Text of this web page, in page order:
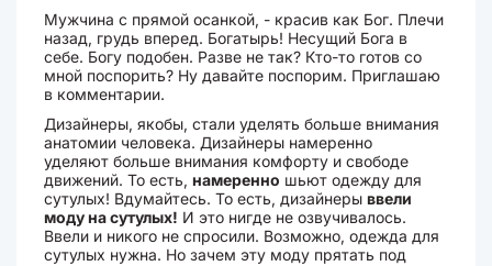
Мужчина с прямой осанкой, - красив как Бог. Плечи
назад, грудь вперед. Богатырь! Несущий Бога в
себе. Богу подобен. Разве не так? Кто-то готов со
мной поспорить? Ну давайте поспорим. Приглашаю
в комментарии.
Дизайнеры, якобы, стали уделять больше внимания
анатомии человека. Дизайнеры намеренно
уделяют больше внимания комфорту и свободе
движений. То есть, намеренно шьют одежду для
сутулых! Вдумайтесь. То есть, дизайнеры ввели
моду на сутулых! И это нигде не озвучивалось.
Ввели и никого не спросили. Возможно, одежда для
сутулых нужна. Но зачем эту моду прятать под